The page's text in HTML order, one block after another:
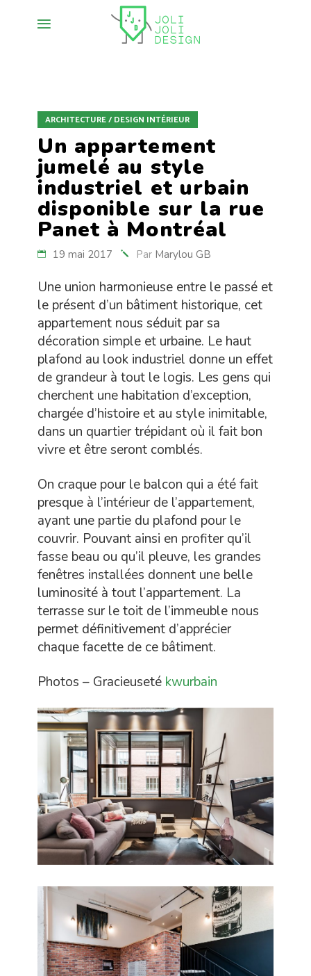
ARCHITECTURE / DESIGN INTÉRIEUR
Un appartement
jumelé au style
industriel et urbain
disponible sur la rue
Panet à Montréal
19 mai 2017 Par Marylou GB
Une union harmonieuse entre le passé et
le présent d’un bâtiment historique, cet
appartement nous séduit par sa
décoration simple et urbaine. Le haut
plafond au look industriel donne un effet
de grandeur à tout le logis. Les gens qui
cherchent une habitation d’exception,
chargée d’histoire et au style inimitable,
dans un quartier trépidant où il fait bon
vivre et être seront comblés.
On craque pour le balcon qui a été fait
presque à l’intérieur de l’appartement,
ayant une partie du plafond pour le
couvrir. Pouvant ainsi en profiter qu’il
fasse beau ou qu’il pleuve, les grandes
fenêtres installées donnent une belle
luminosité à tout l’appartement. La
terrasse sur le toit de l’immeuble nous
permet définitivement d’apprécier
chaque facette de ce bâtiment.
Photos – Gracieuseté kwurbain